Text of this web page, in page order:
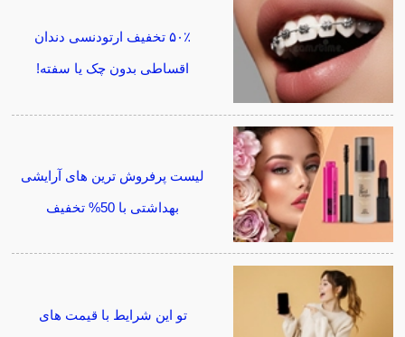
۵۰٪ تخفیف ارتودنسی دندان
اقساطی بدون چک یا سفته!
لیست پرفروش ترین های آرایشی
بهداشتی با 50% تخفیف
تو این شرایط با قیمت های